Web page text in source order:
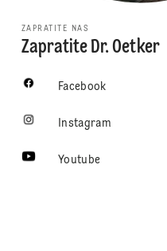
ZAPRATITE NAS
Zapratite Dr. Oetker
Facebook
Instagram
Youtube